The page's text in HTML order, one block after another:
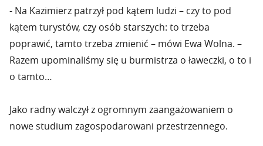
- Na Kazimierz patrzył pod kątem ludzi – czy to pod
kątem turystów, czy osób starszych: to trzeba
poprawić, tamto trzeba zmienić – mówi Ewa Wolna. –
Razem upominaliśmy się u burmistrza o ławeczki, o to i
o tamto…
Jako radny walczył z ogromnym zaangażowaniem o
nowe studium zagospodarowani przestrzennego.